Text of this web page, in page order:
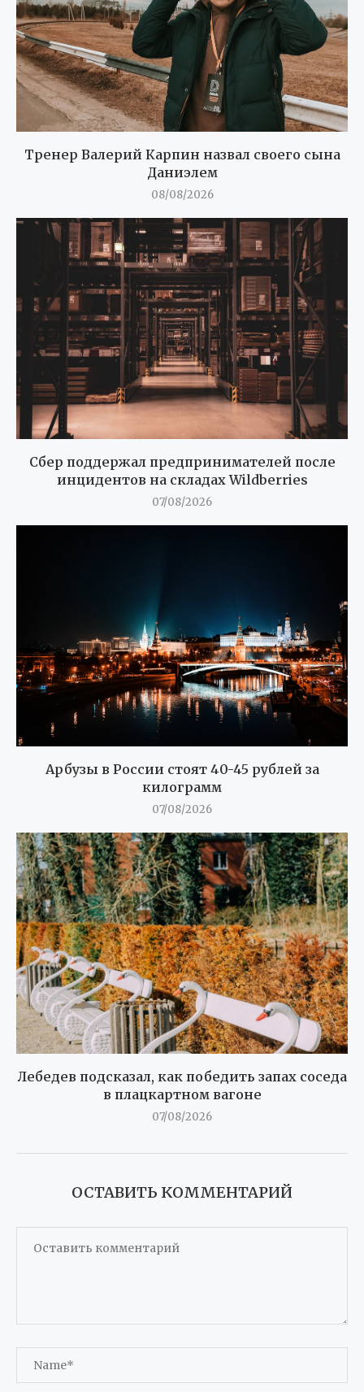
Тренер Валерий Карпин назвал своего сына
Даниэлем
08/08/2026
Сбер поддержал предпринимателей после
инцидентов на складах Wildberries
07/08/2026
Арбузы в России стоят 40-45 рублей за
килограмм
07/08/2026
Лебедев подсказал, как победить запах соседа
в плацкартном вагоне
07/08/2026
ОСТАВИТЬ КОММЕНТАРИЙ